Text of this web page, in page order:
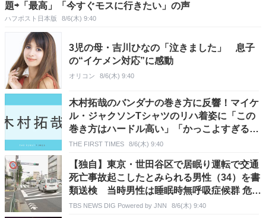
題⇨「最高」「今すぐモスに行きたい」の声
ハフポスト日本版 8/6(木) 9:40
3児の母・吉川ひなの「泣きました」 息子
の“イケメン対応”に感動
オリコン 8/6(木) 9:40
木村拓哉のバンダナの巻き方に反響！マイケ
ル・ジャクソンTシャツのリハ着姿に「この
巻き方はハードル高い」「かっこよすぎる」
の声
THE FIRST TIMES 8/6(木) 9:40
【独自】東京・世田谷区で居眠り運転で交通
死亡事故起こしたとみられる男性（34）を書
類送検 当時男性は睡眠時無呼吸症候群 危険
運転致死疑いでも捜査
TBS NEWS DIG Powered by JNN 8/6(木) 9:40